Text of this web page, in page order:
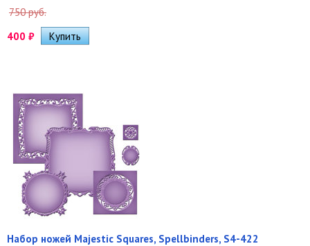
750 руб.
400 ₽
Набор ножей Majestic Squares, Spellbinders, S4-422